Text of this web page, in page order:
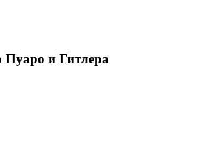
и Гитлера